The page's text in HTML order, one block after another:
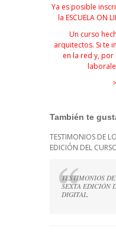
Ya es posible
la ESCUELA ON
Un curso
arquitectos. Si te
en la red y,
>
También te
TESTIMONIOS DE
EDICIÓN DEL
TESTIMONIOS
SEXTA EDICIÓN
DIGITAL.